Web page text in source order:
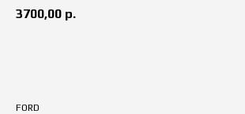
3700,00 р.
FORD